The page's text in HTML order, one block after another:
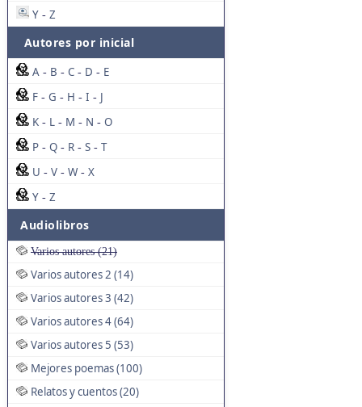
Y - Z
Autores por inicial
A - B - C - D - E
F - G - H - I - J
K - L - M - N - O
P - Q - R - S - T
U - V - W - X
Y - Z
Audiolibros
Varios autores (21)
Varios autores 2 (14)
Varios autores 3 (42)
Varios autores 4 (64)
Varios autores 5 (53)
Mejores poemas (100)
Relatos y cuentos (20)